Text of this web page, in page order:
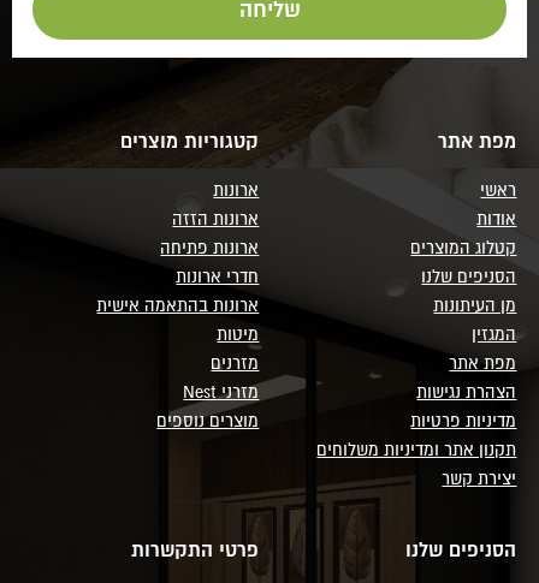
מפת אתר
ראשי
אודות
קטלוג המוצרים
הסניפים שלנו
מן העיתונות
המגזין
מפת אתר
הצהרת נגישות
מדיניות פרטיות
תקנון אתר ומדיניות משלוחים
יצירת קשר
קטגוריות מוצרים
ארונות
ארונות הזזה
ארונות פתיחה
חדרי ארונות
ארונות בהתאמה אישית
מיטות
מזרנים
מזרני Nest
מוצרים נוספים
הסניפים שלנו פרטי התקשרות